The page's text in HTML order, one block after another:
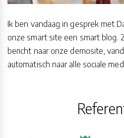
Ik ben vandaag in gesprek met
onze smart site een smart blog.
bericht naar onze demosite,
automatisch naar alle sociale